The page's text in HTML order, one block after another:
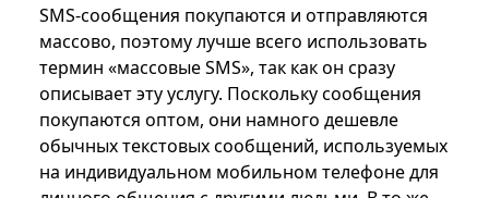
SMS-сообщения покупаются и отправляются
массово, поэтому лучше всего использовать
термин «массовые SMS», так как он сразу
описывает эту услугу. Поскольку сообщения
покупаются оптом, они намного дешевле
обычных текстовых сообщений, используемых
на индивидуальном мобильном телефоне для